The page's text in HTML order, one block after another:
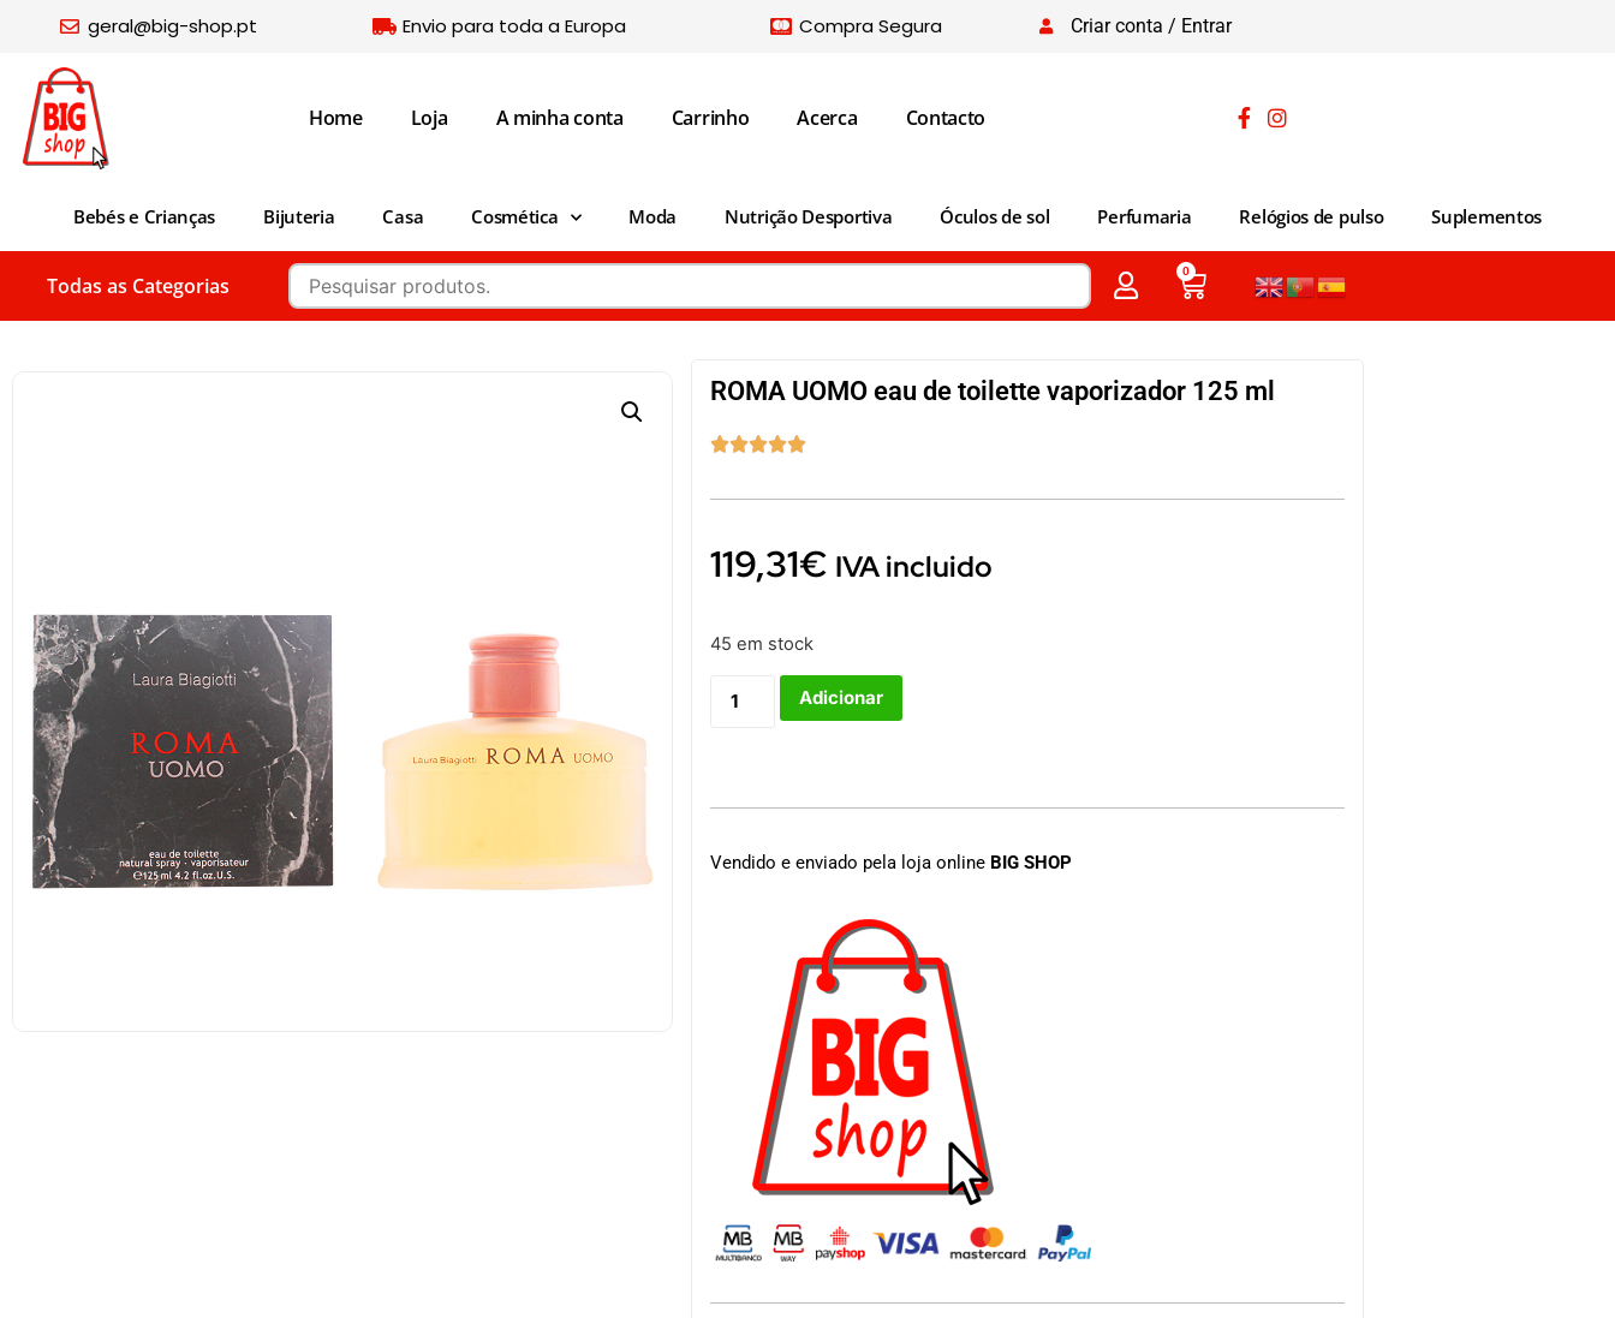
geral@big-shop.pt Envio para toda a Europa Compra Segura Criar conta / Entrar
Home Loja A minha conta Carrinho Acerca Contacto
Bebés e Crianças Bijuteria Casa Cosmética Moda Nutrição Desportiva Óculos de sol Perfumaria Relógios de pulso Suplementos
Todas as Categorias
0
ROMA UOMO eau de toilette vaporizador 125 ml

119,31€ IVA incluido
45 em stock
Adicionar
Vendido e enviado pela loja online BIG SHOP